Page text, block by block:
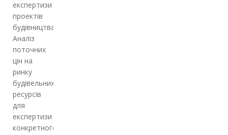
експертизи
проектів
будівництва;
Аналіз
поточних
цін на
ринку
будівельних
ресурсів
для
експертизи
конкретного